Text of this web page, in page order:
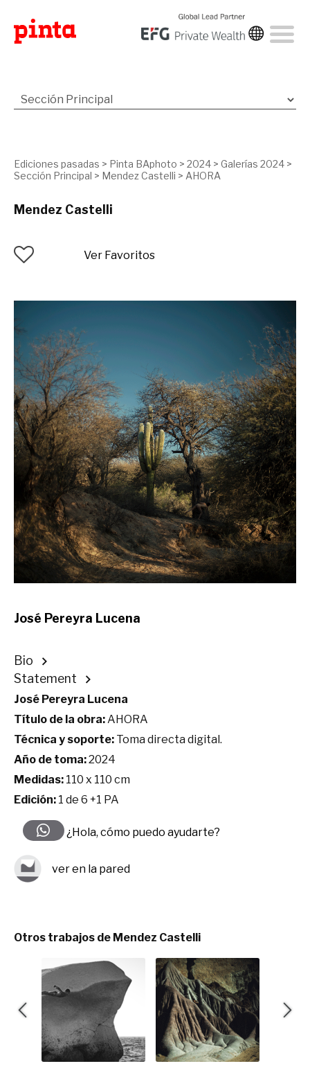
Ediciones pasadas > Pinta BAphoto > 2024 > Galerías 2024 >
Sección Principal > Mendez Castelli > AHORA
Mendez Castelli
Ver Favoritos
José Pereyra Lucena
Bio
Statement
José Pereyra Lucena
Título de la obra:AHORA
Técnica y soporte: Toma directa digital.
Año de toma:2024
Medidas: 110 x 110 cm
Edición: 1 de 6 +1 PA
¿Hola, cómo puedo ayudarte?
ver en la pared
Otros trabajos de Mendez Castelli